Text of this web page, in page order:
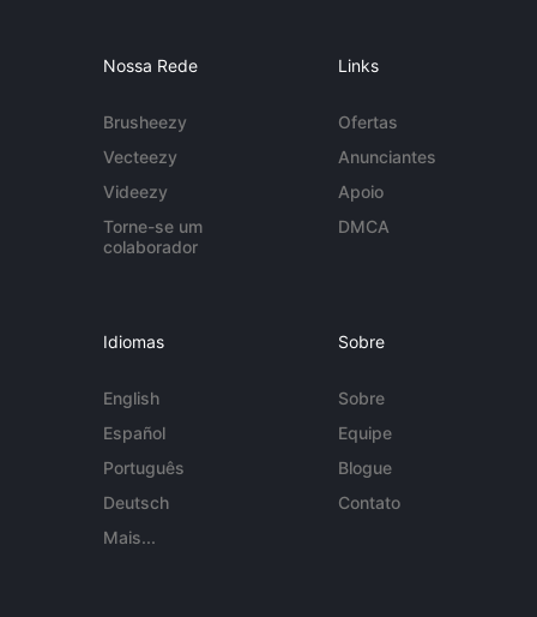
Nossa Rede
Brusheezy
Vecteezy
Videezy
Torne-se um
colaborador
Links
Ofertas
Anunciantes
Apoio
DMCA
Idiomas
English
Español
Português
Deutsch
Mais...
Sobre
Sobre
Equipe
Blogue
Contato